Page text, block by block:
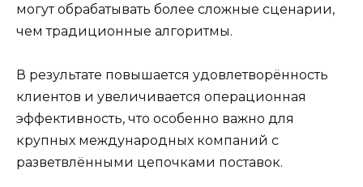
могут обрабатывать более сложные сценарии,
чем традиционные алгоритмы.
В результате повышается удовлетворённость
клиентов и увеличивается операционная
эффективность, что особенно важно для
крупных международных компаний с
разветвлёнными цепочками поставок.